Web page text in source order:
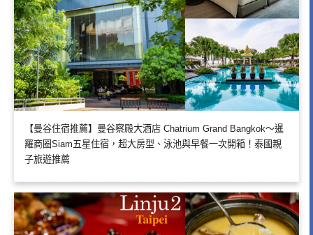
【曼谷住宿推薦】曼谷察殿大酒店 Chatrium Grand Bangkok～暹
羅商圈Siam五星住宿，超大房型、泳池與早餐一次開箱！泰國親
子旅遊推薦